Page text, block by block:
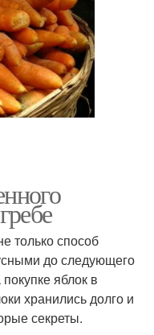
только способ
до следующего
яблок в
хранились долго и
секреты.